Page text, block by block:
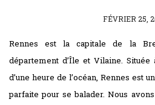
POSTED
FÉVRIER 25,
Rennes est la capitale de la
département d’Île et Vilaine.
d’une heure de l’océan, Rennes est
parfaite pour se balader. Nous